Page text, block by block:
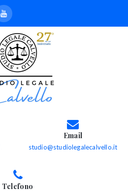
Email
studio@studiolegalecalvello.it
Telefono